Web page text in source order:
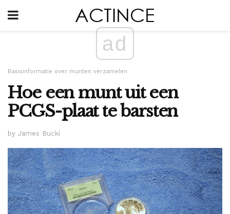
ad
Basisinformatie over munten verzamelen
Hoe een munt uit een
PCGS-plaat te barsten
by James Bucki